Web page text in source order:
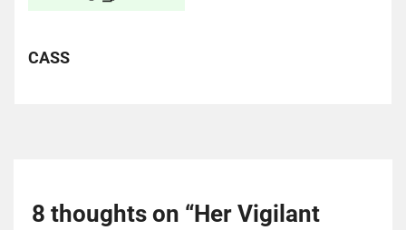
CASS
8 thoughts on “Her Vigilant